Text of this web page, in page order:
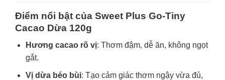
Điểm nổi bật của Sweet Plus Go-Tiny
Cacao Dừa 120g
Hương cacao rõ vị: Thơm đậm, dễ ăn, không ngọt
gắt.
Vị dừa béo bùi: Tạo cảm giác thơm ngậy vừa đủ,